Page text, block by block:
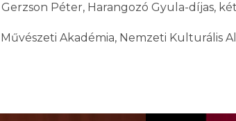
Péter, Harangozó Gyula-díjas,
Akadémia, Nemzeti Kulturális